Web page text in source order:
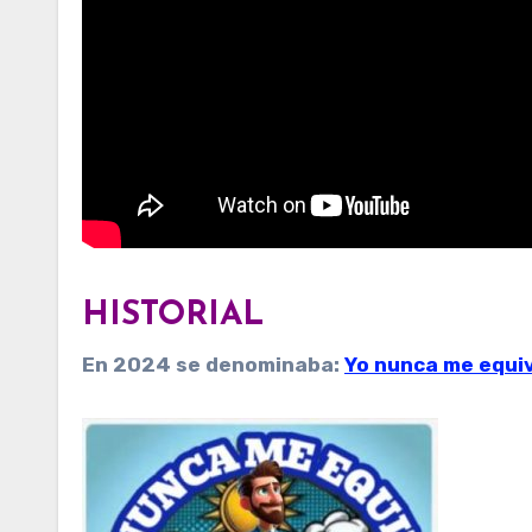
HISTORIAL
En 2024 se denominaba: Yo nunca me